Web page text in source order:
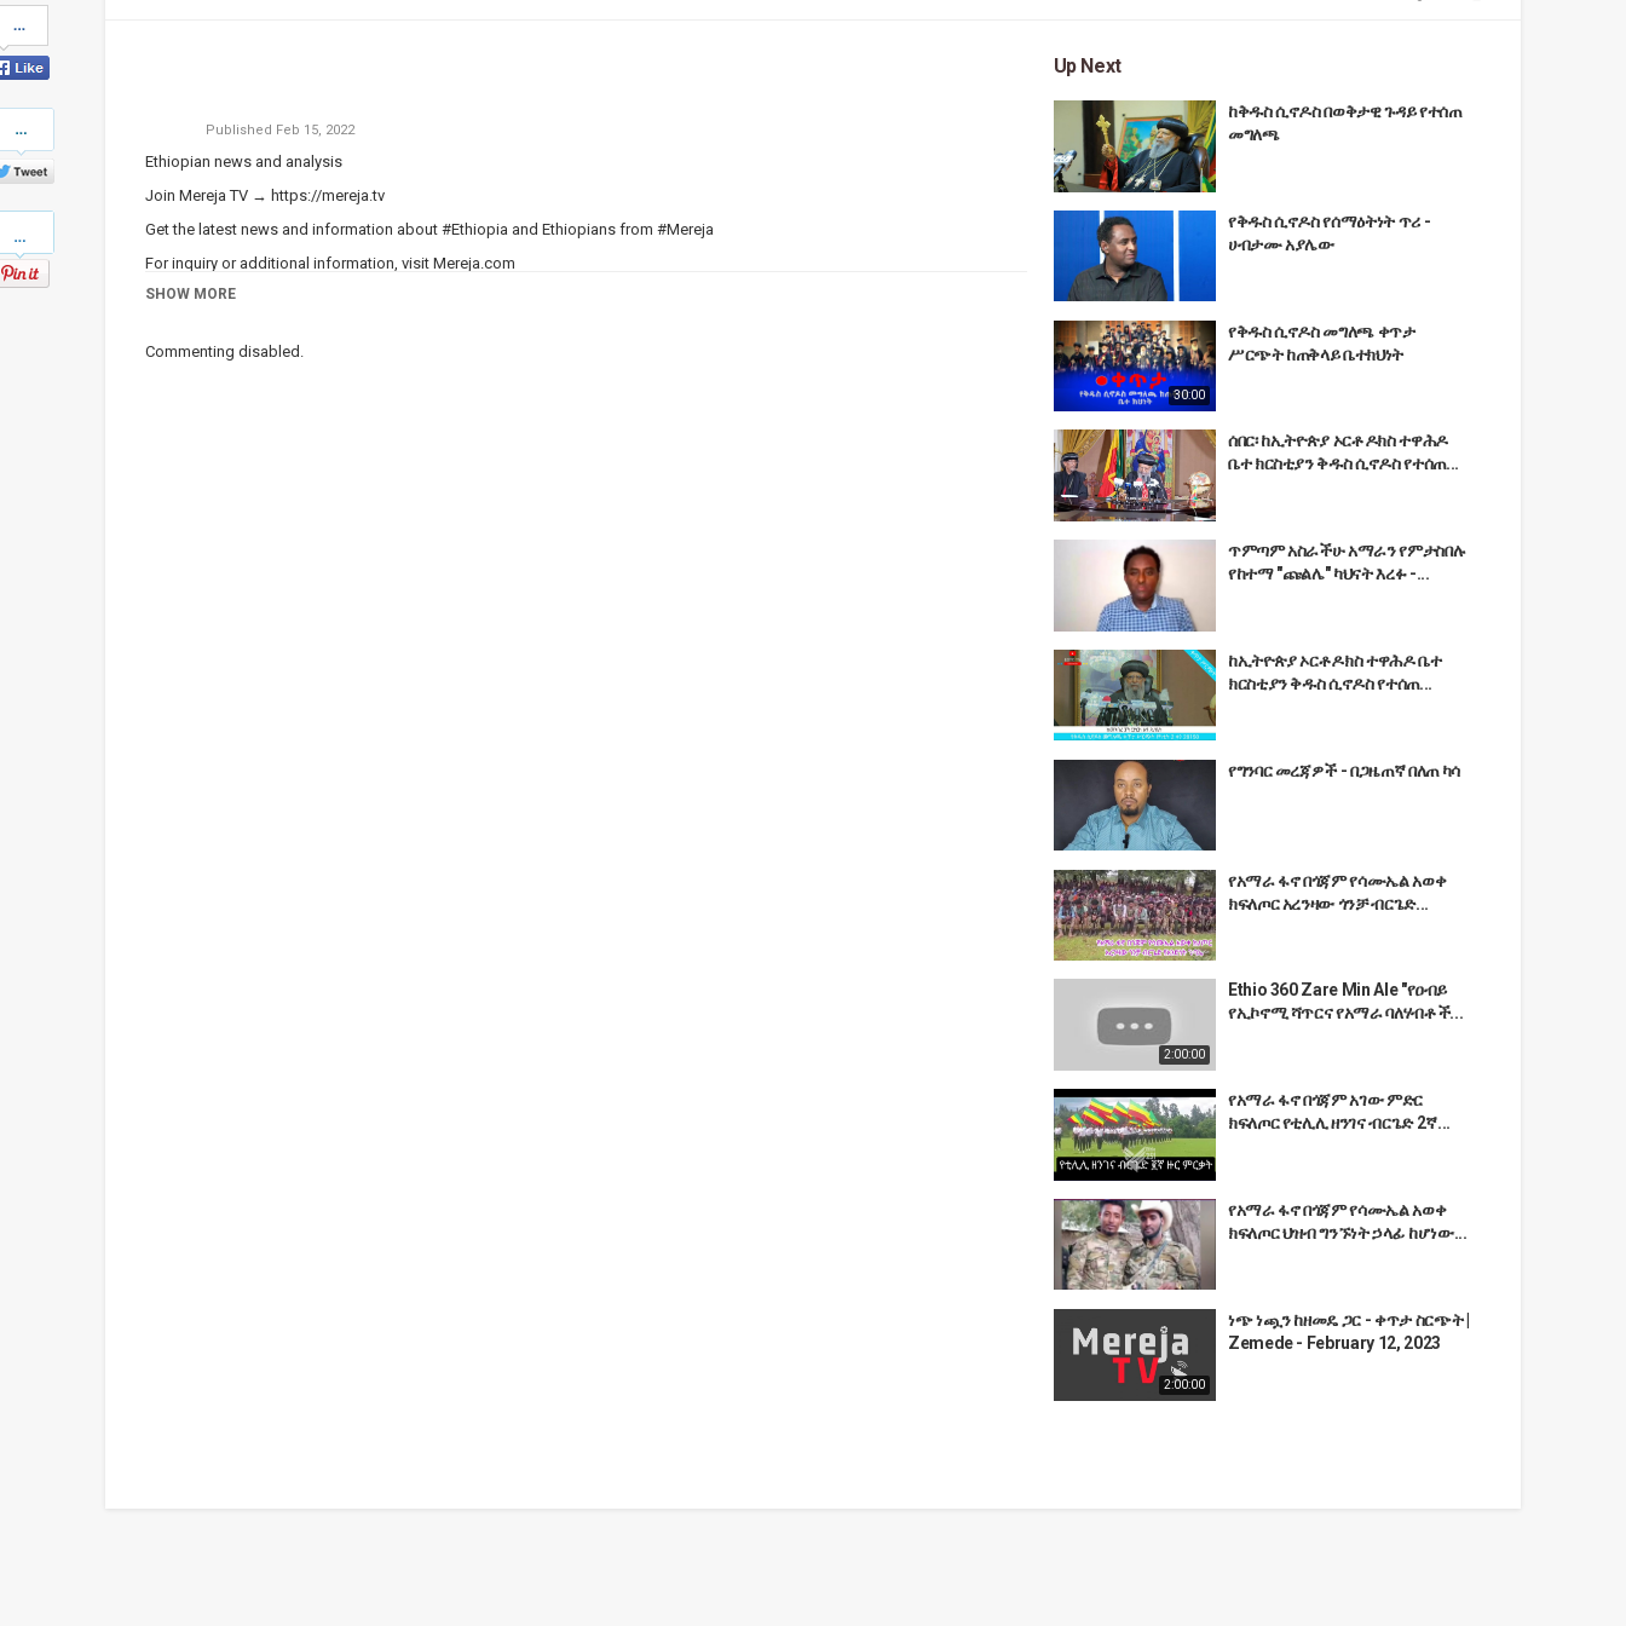
on
Facebook
on
Twitter
Published Feb 15, 2022
Ethiopian news and analysis
Join Mereja TV → https://mereja.tv
Get the latest news and information about #Ethiopia and Ethiopians from #Mereja
For inquiry or additional information, visit Mereja.com
Mereja presents Ethiopian news, Ethiopian music, sports, arts, and entertainment
Category Ethiopian News
SHOW MORE
Commenting disabled.
Up Next
ከቅዱስ ሲኖዶስ በወቅታዊ ጉዳይ የተሰጠ
መግለጫ
የቅዱስ ሲኖዶስ የሰማዕትነት ጥሪ -
ሀብታሙ አያሌው
30:00
የቅዱስ ሲኖዶስ መግለጫ ቀጥታ
ሥርጭት ከጠቅላይ ቤተክህነት
ሰበር፡ ከኢትዮጵያ ኦርቶዶክስ ተዋሕዶ
ቤተ ክርስቲያን ቅዱስ ሲኖዶስ የተሰጠ...
ጥምጣም አስራችሁ አማራን የምታስበሉ
የከተማ "ጩልሌ" ካህናት እረፉ -...
ከኢትዮጵያ ኦርቶዶክስ ተዋሕዶ ቤተ
ክርስቲያን ቅዱስ ሲኖዶስ የተሰጠ...
የግንባር መረጃዎች - በጋዜጠኛ በለጠ ካሳ
የአማራ ፋኖ በጎጃም የሳሙኤል አወቀ
ክፍለጦር አረንዛው ጎንቻ ብርጌድ...
2:00:00
Ethio 360 Zare Min Ale "የዐብይ
የኢኮኖሚ ሻጥርና የአማራ ባለሃብቶች...
የአማራ ፋኖ በጎጃም አገው ምድር
ክፍለጦር የቲሊሊ ዘንገና ብርጌድ 2ኛ...
የአማራ ፋኖ በጎጃም የሳሙኤል አወቀ
ክፍለጦር ህዝብ ግንኙነት ኃላፊ ከሆነው...
2:00:00
ነጭ ነጯን ከዘመዴ ጋር - ቀጥታ ስርጭት |
Zemede - February 12, 2023